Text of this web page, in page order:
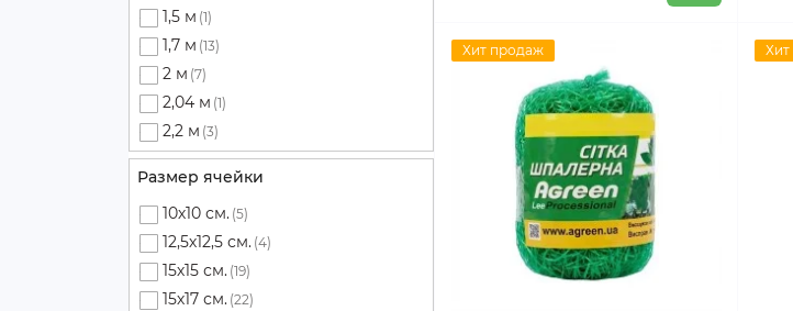
1,5 м (1)
1,7 м (13)
2 м (7)
2,04 м (1)
2,2 м (3)
Размер ячейки
10х10 см. (5)
12,5х12,5 см. (4)
15х15 см. (19)
15х17 см. (22)
Хит продаж